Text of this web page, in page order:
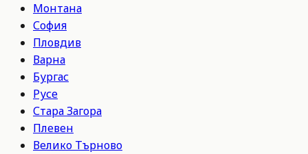
Монтана
София
Пловдив
Варна
Бургас
Русе
Стара Загора
Плевен
Велико Търново